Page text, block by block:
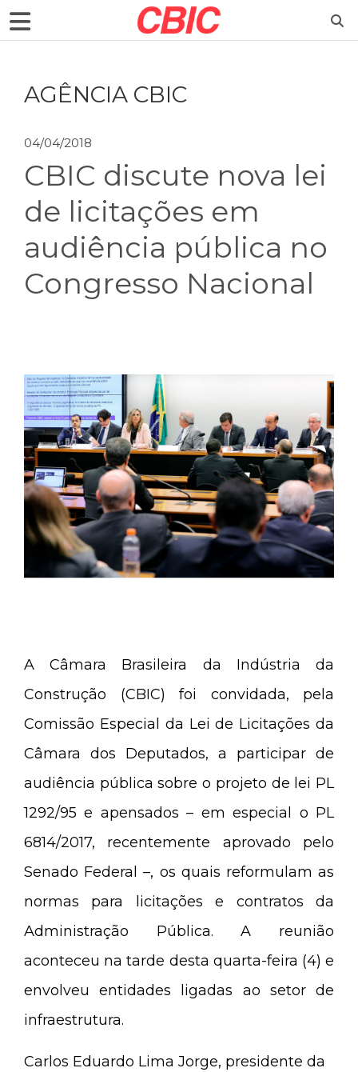
AGÊNCIA CBIC
04/04/2018
CBIC discute nova lei
de licitações em
audiência pública no
Congresso Nacional
A Câmara Brasileira da Indústria da
Construção (CBIC) foi convidada, pela
Comissão Especial da Lei de Licitações da
Câmara dos Deputados, a participar de
audiência pública sobre o projeto de lei PL
1292/95 e apensados – em especial o PL
6814/2017, recentemente aprovado pelo
Senado Federal –, os quais reformulam as
normas para licitações e contratos da
Administração Pública. A reunião
aconteceu na tarde desta quarta-feira (4) e
envolveu entidades ligadas ao setor de
infraestrutura.
Carlos Eduardo Lima Jorge, presidente da